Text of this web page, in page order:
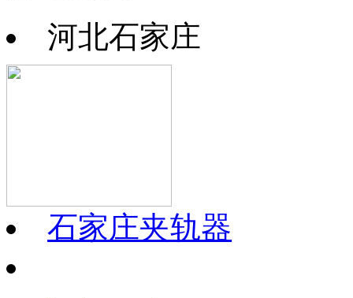
河北石家庄
石家庄夹轨器